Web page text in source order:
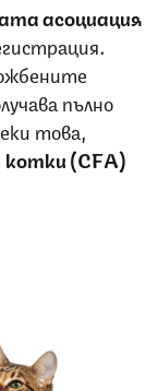
асоциация
пълно
това,
(CFA)